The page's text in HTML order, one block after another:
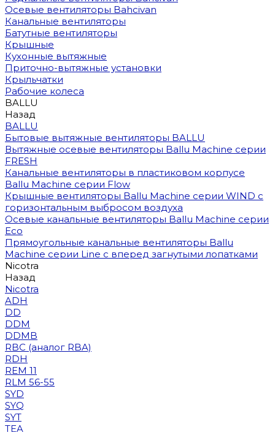
Осевые вентиляторы Bahcivan
Канальные вентиляторы
Батутные вентиляторы
Крышные
Кухонные вытяжные
Приточно-вытяжные установки
Крыльчатки
Рабочие колеса
BALLU
Назад
BALLU
Бытовые вытяжные вентиляторы BALLU
Вытяжные осевые вентиляторы Ballu Machine серии
FRESH
Канальные вентиляторы в пластиковом корпусе
Ballu Machine серии Flow
Крышные вентиляторы Ballu Machine серии WIND с
горизонтальным выбросом воздуха
Осевые канальные вентиляторы Ballu Machine серии
Eco
Прямоугольные канальные вентиляторы Ballu
Machine серии Line с вперед загнутыми лопатками
Nicotra
Назад
Nicotra
ADH
DD
DDM
DDMB
RBC (аналог RBA)
RDH
REM 11
RLM 56-55
SYD
SYQ
SYT
TEA